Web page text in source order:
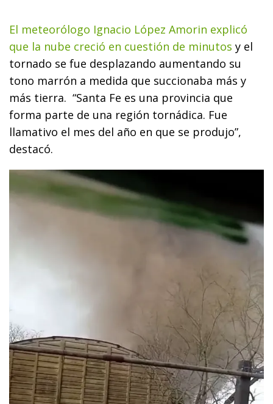
El meteorólogo Ignacio López Amorin explicó
que la nube creció en cuestión de minutos y el
tornado se fue desplazando aumentando su
tono marrón a medida que succionaba más y
más tierra. “Santa Fe es una provincia que
forma parte de una región tornádica. Fue
llamativo el mes del año en que se produjo”,
destacó.